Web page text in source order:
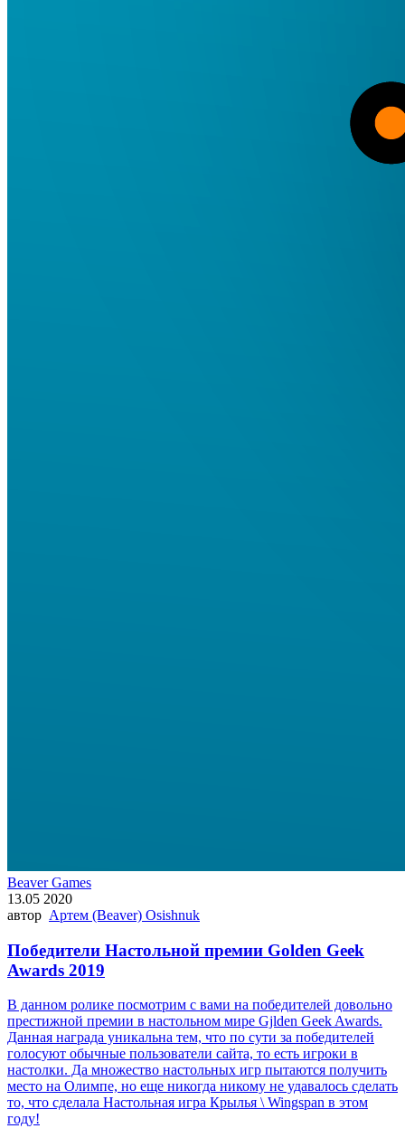
Beaver Games
13.05 2020
автор Артем (Beaver) Osishnuk
Победители Настольной премии Golden Geek
Awards 2019
В данном ролике посмотрим с вами на победителей довольно
престижной премии в настольном мире Gjlden Geek Awards.
Данная награда уникальна тем, что по сути за победителей
голосуют обычные пользователи сайта, то есть игроки в
настолки. Да множество настольных игр пытаются получить
место на Олимпе, но еще никогда никому не удавалось сделать
то, что сделала Настольная игра Крылья \ Wingspan в этом
году!